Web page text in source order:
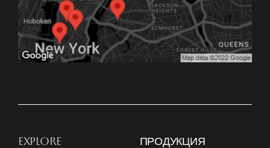
EXPLORE ПРОДУКЦИЯ